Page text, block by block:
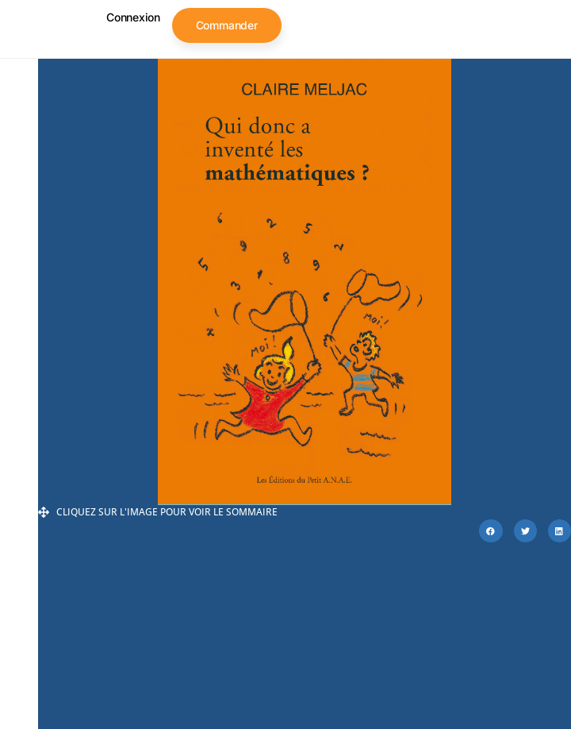
Connexion
Commander
CLIQUEZ SUR L'IMAGE POUR VOIR LE SOMMAIRE